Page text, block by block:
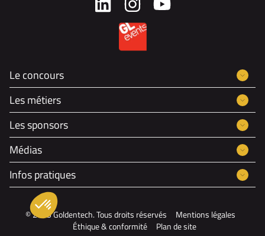
Le concours
Les métiers
Les sponsors
Médias
Infos pratiques
© 2025 Goldentech. Tous droits réservés
Mentions légales
Éthique & conformité
Plan de site